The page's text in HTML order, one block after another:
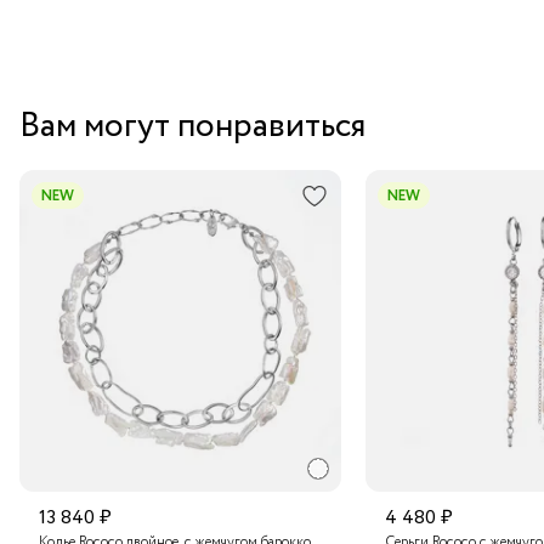
Вам могут понравиться
NEW
13 840 ₽
NEW
4 480 ₽